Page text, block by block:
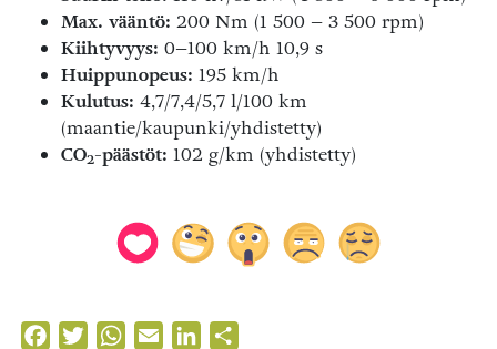
Max. vääntö: 200 Nm (1 500 – 3 500 rpm)
Kiihtyvyys: 0–100 km/h 10,9 s
Huippunopeus: 195 km/h
Kulutus: 4,7/7,4/5,7 l/100 km
(maantie/kaupunki/yhdistetty)
CO2-päästöt: 102 g/km (yhdistetty)
FacebookTwitterWhatsApp
Email LinkedIn